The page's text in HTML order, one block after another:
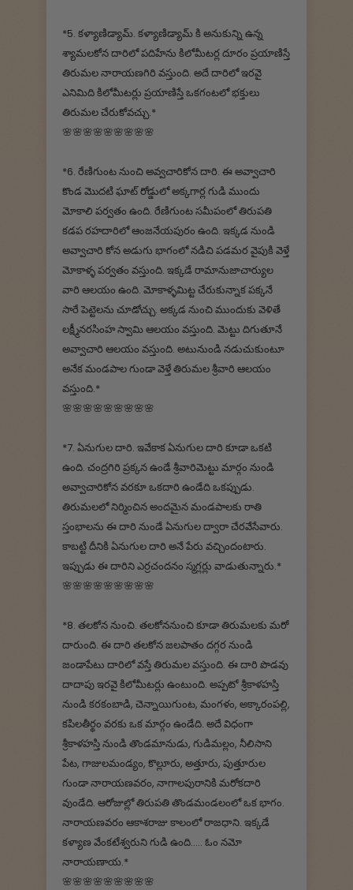
*5. కళ్యాణిడ్యామ్. కళ్యాణిడ్యామ్ కి అనుకున్ని ఉన్న
శ్యామలకోన దారిలో పదిహేను కిలోమీటర్ల దూరం ప్రయాణిస్తే
తిరుమల నారాయణగిరి వస్తుంది. అదే దారిలో ఇరవై
ఎనిమిది కిలోమీటర్లు ప్రయాణిస్తే ఒకగంటలో భక్తులు
తిరుమల చేరుకోవచ్చు.*
🌸🌸🌸🌸🌸🌸🌸🌸🌸
*6. రేణిగుంట నుంచి అవ్వచారికోన దారి. ఈ అవ్వాచారి
కొండ మొదటి ఘాట్ రోడ్డులో అక్కగార్ల గుడి ముందు
మోకాలి పర్వతం ఉంది. రేణిగుంట సమీపంలో తిరుపతి
కడప రహదారిలో ఆంజనేయపురం ఉంది. ఇక్కడ నుండి
అవ్వాచారి కోన అడుగు భాగంలో నడిచి పడమర వైపుకి వెళ్తే
మోకాళ్ళ పర్వతం వస్తుంది. ఇక్కడే రామానుజాచార్యుల
వారి ఆలయం ఉంది. మోకాళ్ళమిట్ట చేరుకున్నాక పక్కనే
సారే పెట్టెలను చూడోచ్చు. అక్కడ నుంచి ముందుకు వెళితే
లక్ష్మీనరసింహ స్వామి ఆలయం వస్తుంది. మెట్టు దిగుతూనే
అవ్వాచారి ఆలయం వస్తుంది. అటునుండి నడుచుకుంటూ
అనేక మండపాల గుండా వెళ్తే తిరుమల శ్రీవారి ఆలయం
వస్తుంది.*
🌸🌸🌸🌸🌸🌸🌸🌸🌸
*7. ఏనుగుల దారి. ఇవేకాక ఏనుగుల దారి కూడా ఒకటి
ఉంది. చంద్రగిరి ప్రక్కన ఉండే శ్రీవారిమెట్టు మార్గం నుండి
అవ్వాచారికోన వరకూ ఒకదారి ఉండేది ఒకప్పుడు.
తిరుమలలో నిర్మించిన అందమైన మండపాలకు రాతి
స్తంభాలను ఈ దారి నుండే ఏనుగుల ద్వారా చేరవేసేవారు.
కాబట్టి దీనికి ఏనుగుల దారి అనే పేరు వచ్చిందంటారు.
ఇప్పుడు ఈ దారిని ఎర్రచందనం స్మగ్లర్లు వాడుతున్నారు.*
🌸🌸🌸🌸🌸🌸🌸🌸🌸
*8. తలకోన నుంచి. తలకోననుంచి కూడా తిరుమలకు మరో
దారుంది. ఈ దారి తలకోన జలపాతం దగ్గర నుండి
జండాపేటు దారిలో వస్తే తిరుమల వస్తుంది. ఈ దారి పొడవు
దాదాపు ఇరవై కిలోమీటర్లు ఉంటుంది. అప్పటో శ్రీకాళహస్తి
నుండి కరకంబాడి, చెన్నాయిగుంట, మంగళం, అక్కారంపల్లి,
కపిలతీర్థం వరకు ఒక మార్గం ఉండేది. అదే విధంగా
శ్రీకాళహస్తి నుండి తొండమానుడు, గుడిమల్లం, నీలిసాని
పేట, గాజులమండ్యం, కొల్లూరు, అత్తూరు, పుత్తూరుల
గుండా నారాయణవరం, నాగాలపురానికి మరోకదారి
వుండేది. ఆరోజుల్లో తిరుపతి తొండమండలంలో ఒక భాగం.
నారాయణవరం ఆకాశరాజు కాలంలో రాజధాని. ఇక్కడే
కళ్యాణ వేంకటేశ్వరుని గుడి ఉంది..... ఓం నమో
నారాయణాయ.*
🌸🌸🌸🌸🌸🌸🌸🌸🌸